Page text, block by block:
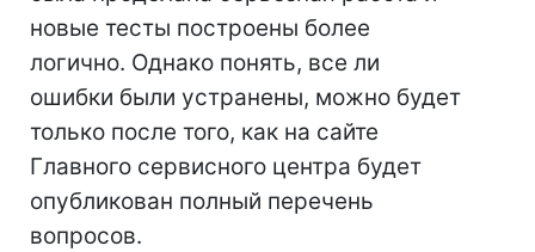
новые тесты построены более
логично. Однако понять, все ли
ошибки были устранены, можно будет
только после того, как на сайте
Главного сервисного центра будет
опубликован полный перечень
вопросов.